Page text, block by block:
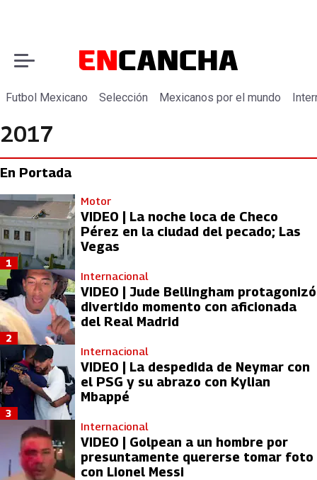
Futbol Mexicano Selección Mexicanos por el mundo
2017
En Portada
Motor
VIDEO | La noche loca de Checo
Pérez en la ciudad del pecado; Las
Vegas
1
Internacional
VIDEO | Jude Bellingham protagonizó
divertido momento con aficionada
del Real Madrid
2
Internacional
VIDEO | La despedida de Neymar con
el PSG y su abrazo con Kylian
Mbappé
3
Internacional
VIDEO | Golpean a un hombre por
presuntamente quererse tomar foto
con Lionel Messi